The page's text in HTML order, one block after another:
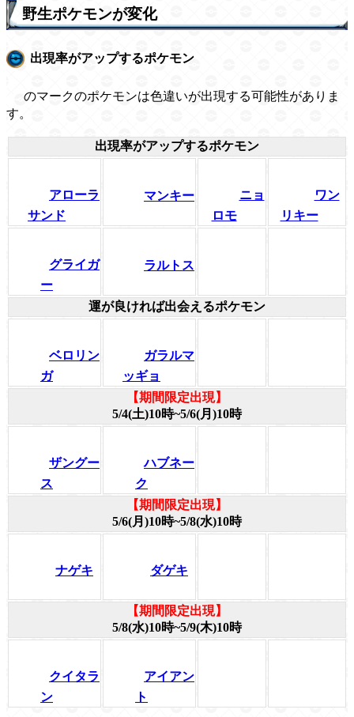
野生ポケモンが変化
出現率がアップするポケモン
のマークのポケモンは色違いが出現する可能性がありま
す。
出現率がアップするポケモン
アローラ
サンド
マンキー
ニョ
ロモ
ワン
リキー
グライガ
ー
ラルトス
運が良ければ出会えるポケモン
ベロリン
ガ
ガラルマ
ッギョ
【期間限定出現】
5/4(土)10時~5/6(月)10時
ザングー
ス
ハブネー
ク
【期間限定出現】
5/6(月)10時~5/8(水)10時
ナゲキ ダゲキ
【期間限定出現】
5/8(水)10時~5/9(木)10時
クイタラ
ン
アイアン
ト